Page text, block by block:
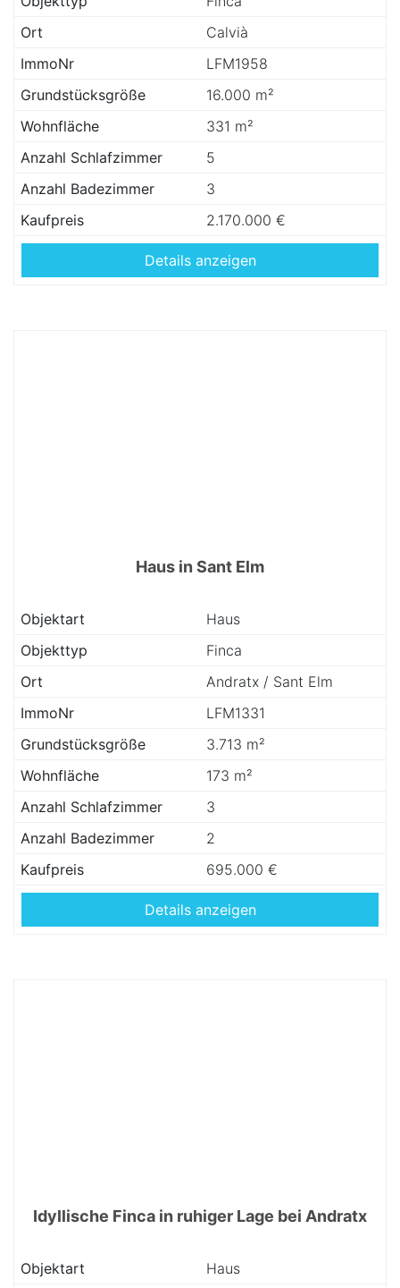
Ort
Calvià
ImmoNr
LFM1958
Grundstücksgröße
16.000 m²
Wohnfläche
331 m²
Anzahl Schlafzimmer
5
Anzahl Badezimmer
3
Kaufpreis
2.170.000 €
Details anzeigen
Haus in Sant Elm
Objektart
Haus
Objekttyp
Finca
Ort
Andratx / Sant Elm
ImmoNr
LFM1331
Grundstücksgröße
3.713 m²
Wohnfläche
173 m²
Anzahl Schlafzimmer
3
Anzahl Badezimmer
2
Kaufpreis
695.000 €
Details anzeigen
Idyllische Finca in ruhiger Lage bei Andratx
Objektart
Haus